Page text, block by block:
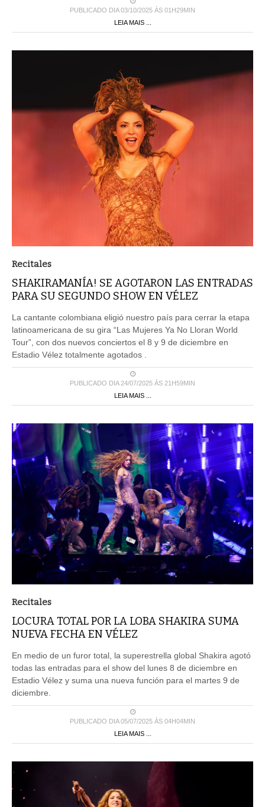
PUBLICADO DIA 03/10/2025 ÀS 01H29MIN
LEIA MAIS ...
Recitales
SHAKIRAMANÍA! SE AGOTARON LAS ENTRADAS
PARA SU SEGUNDO SHOW EN VÉLEZ
La cantante colombiana eligió nuestro país para cerrar la etapa
latinoamericana de su gira “Las Mujeres Ya No Lloran World
Tour”, con dos nuevos conciertos el 8 y 9 de diciembre en
Estadio Vélez totalmente agotados .
PUBLICADO DIA 24/07/2025 ÀS 21H59MIN
LEIA MAIS ...
Recitales
LOCURA TOTAL POR LA LOBA SHAKIRA SUMA
NUEVA FECHA EN VÉLEZ
En medio de un furor total, la superestrella global Shakira agotó
todas las entradas para el show del lunes 8 de diciembre en
Estadio Vélez y suma una nueva función para el martes 9 de
diciembre.
PUBLICADO DIA 05/07/2025 ÀS 04H04MIN
LEIA MAIS ...